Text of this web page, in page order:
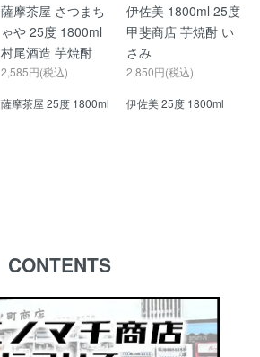
薩摩茶屋 さつまち
ゃや 25度 1800ml
村尾酒造 芋焼酎
2,585円(税込)
薩摩茶屋 25度 1800ml
伊佐美 1800ml 25度
甲斐商店 芋焼酎 い
さみ
2,850円(税込)
伊佐美 25度 1800ml
CONTENTS